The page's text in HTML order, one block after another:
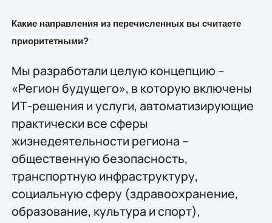
Какие направления из перечисленных вы считаете
приоритетными?
Мы разработали целую концепцию –
«Регион будущего», в которую включены
ИТ-решения и услуги, автоматизирующие
практически все сферы
жизнедеятельности региона –
общественную безопасность,
транспортную инфраструктуру,
социальную сферу (здравоохранение,
образование, культура и спорт),